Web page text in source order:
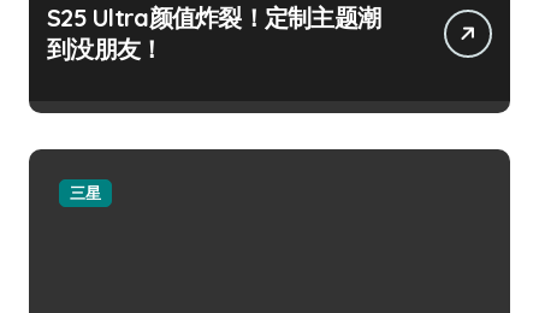
S25 Ultra颜值炸裂！定制主题潮
到没朋友！
三星